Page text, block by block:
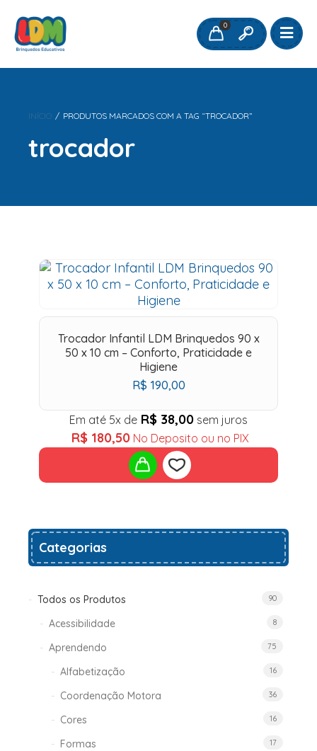
0
INÍCIO / PRODUTOS MARCADOS COM A TAG “TROCADOR”
trocador
Trocador Infantil LDM Brinquedos 90 x
50 x 10 cm – Conforto, Praticidade e
Higiene
R$ 190,00
Em até 5x de R$ 38,00 sem juros
R$ 180,50 No Deposito ou no PIX
Categorias
Todos os Produtos 90
Acessibilidade 8
Aprendendo 75
Alfabetização 16
Coordenação Motora 36
Cores 16
Formas 17